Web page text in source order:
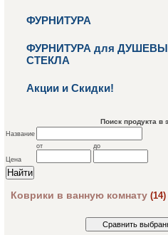
ФУРНИТУРА
ФУРНИТУРА для
СТЕКЛА
Акции и Скидки!
Поиск продукта в
Название
Цена
от до
Коврики в ванную комнату(14)